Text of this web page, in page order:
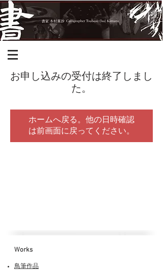
お申し込みの受付は終了しまし
た。
ホームへ戻る。他の日時確認
は前画面に戻ってください。
Works​
鳥筆作品